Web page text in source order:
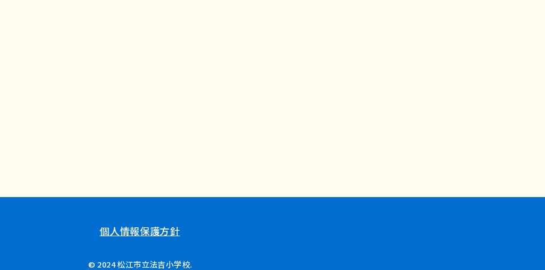
個人情報保護方針
© 2024 松江市立法吉小学校.